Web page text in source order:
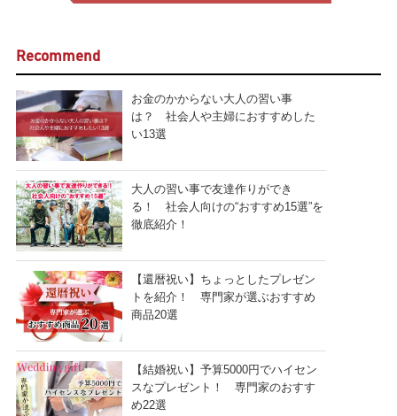
Recommend
お金のかからない大人の習い事
は？ 社会人や主婦におすすめした
い13選
大人の習い事で友達作りができ
る！ 社会人向けの“おすすめ15選”を
徹底紹介！
【還暦祝い】ちょっとしたプレゼン
トを紹介！ 専門家が選ぶおすすめ
商品20選
【結婚祝い】予算5000円でハイセン
スなプレゼント！ 専門家のおすす
め22選